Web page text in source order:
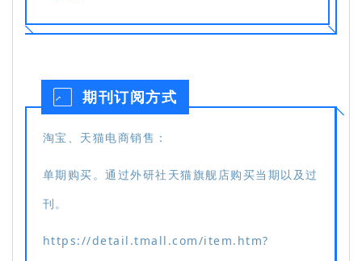
期刊订阅方式
淘宝、天猫电商销售：
单期购买。通过外研社天猫旗舰店购买当期以及过
刊。
https://detail.tmall.com/item.htm?